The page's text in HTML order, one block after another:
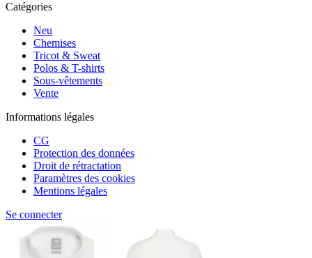
Catégories
Neu
Chemises
Tricot & Sweat
Polos & T-shirts
Sous-vêtements
Vente
Informations légales
CG
Protection des données
Droit de rétractation
Paramètres des cookies
Mentions légales
Se connecter